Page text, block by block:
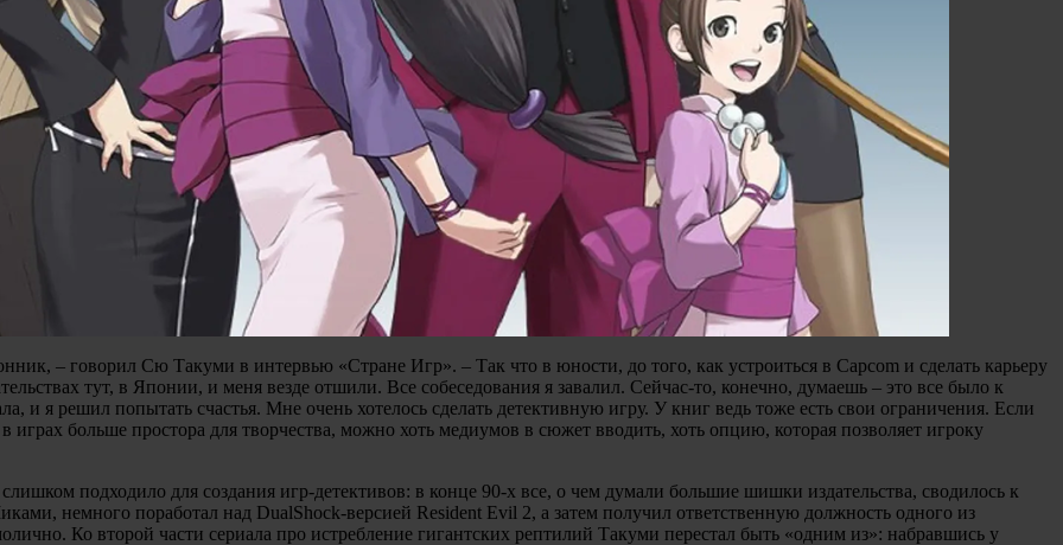
– говорил Сю Такуми в интервью «Стране Игр». – Так что в юности, до того, как устроиться в Capcom и сделать карьеру
тут, в Японии, и меня везде отшили. Все собеседования я завалил. Сейчас-то, конечно, думаешь – это все было к
и я решил попытать счастья. Мне очень хотелось сделать детективную игру. У книг ведь тоже есть свои ограничения. Если
больше простора для творчества, можно хоть медиумов в сюжет вводить, хоть опцию, которая позволяет игроку
подходило для создания игр-детективов: в конце 90-х все, о чем думали большие шишки издательства, сводилось к
немного поработал над DualShock-версией Resident Evil 2, а затем получил ответственную должность одного из
Ко второй части сериала про истребление гигантских рептилий Такуми перестал быть «одним из»: набравшись у